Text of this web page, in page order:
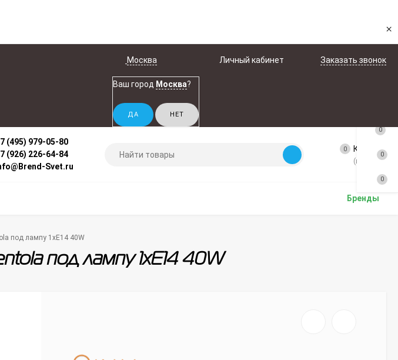
×
Москва
Ваш город Москва?
Личный кабинет Заказать звонок
(495) 979-05-80
(926) 226-64-84
Svet.ru
0 Корзина
(пусто)
Бренды
под лампу 1xE14 40W
под лампу 1xE14 40W
0
0
0